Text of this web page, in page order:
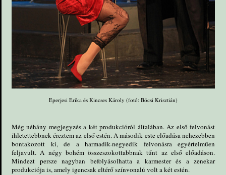
Eperjesi Erika és Kincses Károly (fotó: Bócsi Krisztián)
Még néhány megjegyzés a két produkcióról általában. Az első felvonást
ihletettebbnek éreztem az első estén. A második este előadása nehezebben
bontakozott ki, de a harmadik-negyedik felvonásra egyértelműen
feljavult. A négy bohém összeszokottabbnak tűnt az első előadáson.
Mindezt persze nagyban befolyásolhatta a karmester és a zenekar
produkciója is, amely igencsak eltérő színvonalú volt a két estén.